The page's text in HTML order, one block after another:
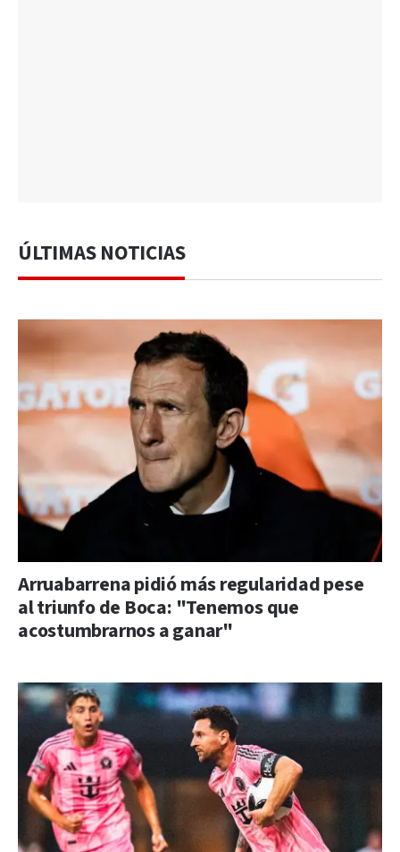
ÚLTIMAS NOTICIAS
Arruabarrena pidió más regularidad pese
al triunfo de Boca: "Tenemos que
acostumbrarnos a ganar"